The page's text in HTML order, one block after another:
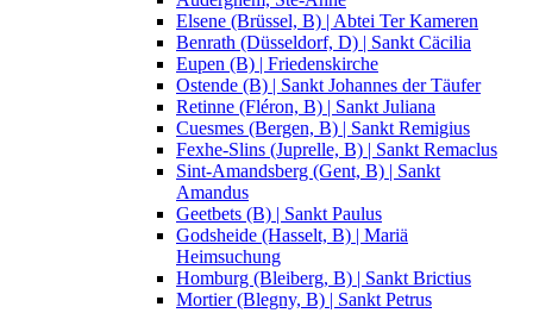
Elsene (Brüssel, B) | Abtei Ter Kameren
Benrath (Düsseldorf, D) | Sankt Cäcilia
Eupen (B) | Friedenskirche
Ostende (B) | Sankt Johannes der Täufer
Retinne (Fléron, B) | Sankt Juliana
Cuesmes (Bergen, B) | Sankt Remigius
Fexhe-Slins (Juprelle, B) | Sankt Remaclus
Sint-Amandsberg (Gent, B) | Sankt
Amandus
Geetbets (B) | Sankt Paulus
Godsheide (Hasselt, B) | Mariä
Heimsuchung
Homburg (Bleiberg, B) | Sankt Brictius
Mortier (Blegny, B) | Sankt Petrus